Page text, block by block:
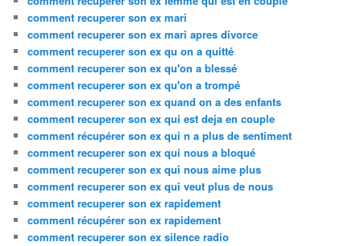
comment recuperer son ex mari
comment recuperer son ex mari apres divorce
comment recuperer son ex qu on a quitté
comment recuperer son ex qu'on a blessé
comment recuperer son ex qu'on a trompé
comment recuperer son ex quand on a des enfants
comment recuperer son ex qui est deja en couple
comment récupérer son ex qui n a plus de sentiment
comment recuperer son ex qui nous a bloqué
comment recuperer son ex qui nous aime plus
comment recuperer son ex qui veut plus de nous
comment recuperer son ex rapidement
comment récupérer son ex rapidement
comment recuperer son ex silence radio